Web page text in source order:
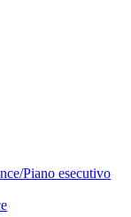
Piano esecutivo